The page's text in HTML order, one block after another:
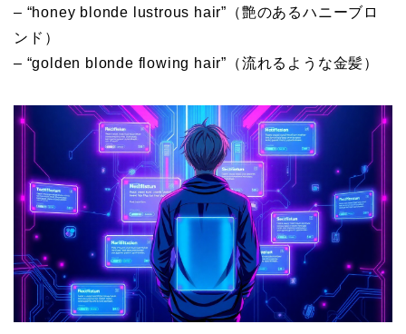
– “honey blonde lustrous hair”（艶のあるハニーブロ
ンド）
– “golden blonde flowing hair”（流れるような金髪）